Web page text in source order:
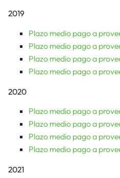
2019
Plazo medio pago a
Plazo medio pago a
Plazo medio pago a
Plazo medio pago a
2020
Plazo medio pago a
Plazo medio pago a
Plazo medio pago a
Plazo medio pago a
2021